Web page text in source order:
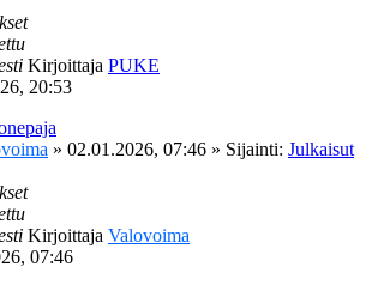
Kirjoittaja PUKE
20:53
» 02.01.2026, 07:46 » Sijainti: Julkaisut
Kirjoittaja Valovoima
07:46